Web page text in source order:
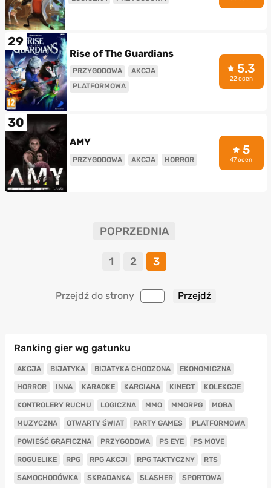
29
Rise of The Guardians
PRZYGODOWA
AKCJA
PLATFORMOWA
5.3
22 ocen
30
AMY
PRZYGODOWA AKCJA HORROR
5
47 ocen
POPRZEDNIA
1 2 3
Przejdź do strony
Ranking gier wg gatunku
AKCJA BIJATYKA BIJATYKA CHODZONA EKONOMICZNA
HORROR INNA KARAOKE KARCIANA KINECT KOLEKCJE
KONTROLERY RUCHU LOGICZNA MMO MMORPG MOBA
MUZYCZNA OTWARTY ŚWIAT PARTY GAMES PLATFORMOWA
POWIEŚĆ GRAFICZNA PRZYGODOWA PS EYE PS MOVE
ROGUELIKE RPG RPG AKCJI RPG TAKTYCZNY RTS
SAMOCHODÓWKA SKRADANKA SLASHER SPORTOWA